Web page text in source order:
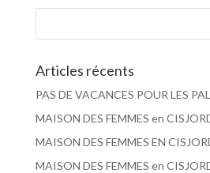
Articles récents
PAS DE VACANCES POUR LES
MAISON DES FEMMES en
MAISON DES FEMMES EN
MAISON DES FEMMES en